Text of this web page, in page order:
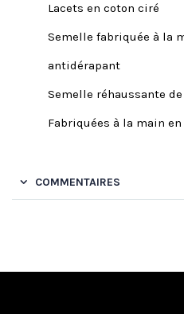
Lacets en coton ciré
Semelle fabriquée à la
antidérapant
Semelle réhaussante
Fabriquées à la main
COMMENTAIRES